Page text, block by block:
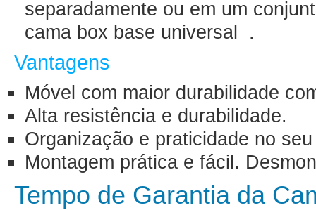
separadamente ou em um
cama box base universal .
Vantagens
Móvel com maior durabilidade
Alta resistência e durabilidade.
Organização e praticidade no
Montagem prática e fácil.
Tempo de Garantia da